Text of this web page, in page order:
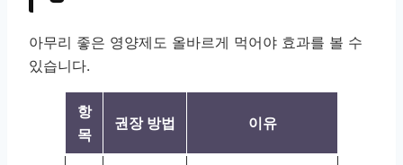
아무리 좋은 영양제도 올바르게 먹어야 효과를 볼 수
있습니다.
항
목
권장 방법 이유